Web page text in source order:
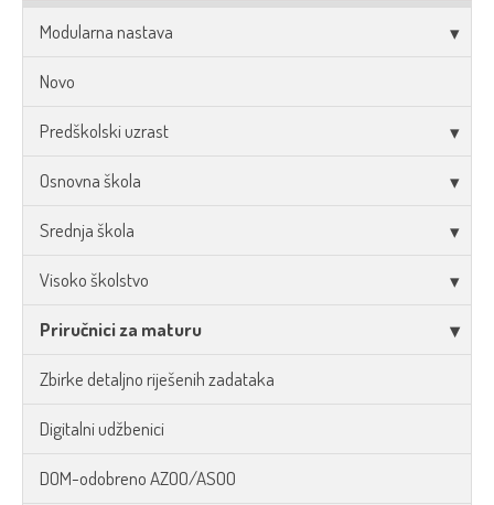
Modularna nastava
Novo
Predškolski uzrast
Osnovna škola
Srednja škola
Visoko školstvo
Priručnici za maturu
Zbirke detaljno riješenih zadataka
Digitalni udžbenici
DOM-odobreno AZOO/ASOO